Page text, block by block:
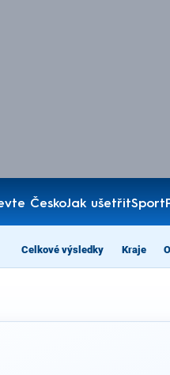
ČeskoJak ušetřitSport
Celkové výsledky Kraje